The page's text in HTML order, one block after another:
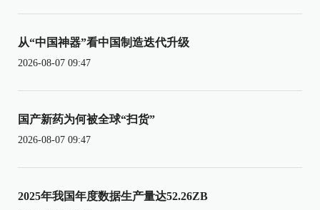
从“中国神器”看中国制造迭代升级
2026-08-07 09:47
国产新药为何被全球“扫货”
2026-08-07 09:47
2025年我国年度数据生产量达52.26ZB